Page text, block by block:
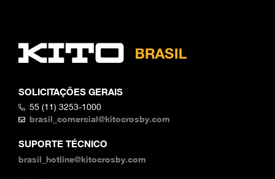
SOLICITAÇÕES GERAIS
55 (11) 3253-1000
brasil_comercial@kitocrosby.com
SUPORTE TÉCNICO
brasil_hotline@kitocrosby.com